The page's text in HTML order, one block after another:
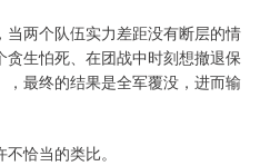
两个队伍实力差距没有断层的情
生怕死、在团战中时刻想撤退保
最终的结果是全军覆没，进而输
恰当的类比。